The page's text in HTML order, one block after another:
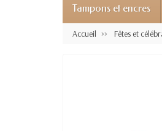
Tampons et encres
Accueil Fêtes et